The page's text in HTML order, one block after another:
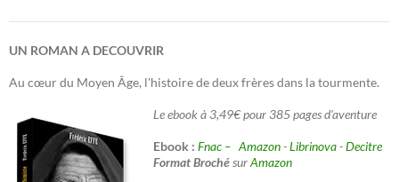
UN ROMAN A DECOUVRIR
Au cœur du Moyen Âge, l'histoire de deux frères dans la tourmente.
Le ebook à 3,49€ pour 385 pages d'aventure
Ebook : Fnac – Amazon-Librinova-Decitre
Format BrochésurAmazon